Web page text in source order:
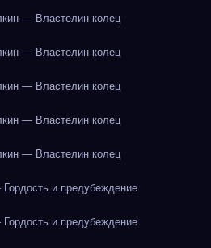
— Властелин колец
— Властелин колец
— Властелин колец
— Властелин колец
— Властелин колец
и предубеждение
и предубеждение